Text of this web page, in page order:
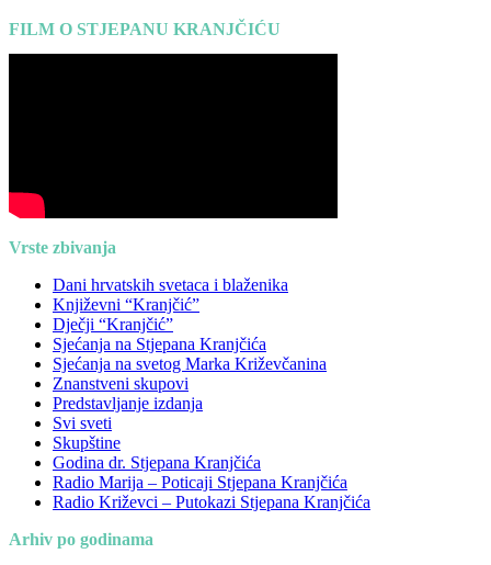
FILM O STJEPANU KRANJČIĆU
Vrste zbivanja
Dani hrvatskih svetaca i blaženika
Književni “Kranjčić”
Dječji “Kranjčić”
Sjećanja na Stjepana Kranjčića
Sjećanja na svetog Marka Križevčanina
Znanstveni skupovi
Predstavljanje izdanja
Svi sveti
Skupštine
Godina dr. Stjepana Kranjčića
Radio Marija – Poticaji Stjepana Kranjčića
Radio Križevci – Putokazi Stjepana Kranjčića
Arhiv po godinama